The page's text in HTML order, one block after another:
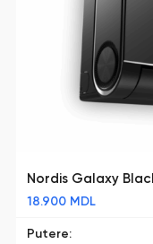
Nordis Galaxy
18.900 MDL
Putere: